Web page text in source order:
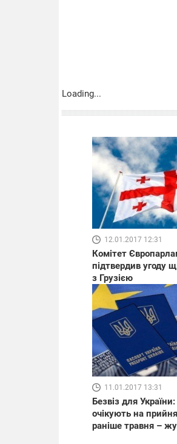
Loading...
12.01.2017 12:31
Комітет
підтвердив угоду
з Грузією
11.01.2017 13:31
Безвіз для
очікують на
раніше травня –